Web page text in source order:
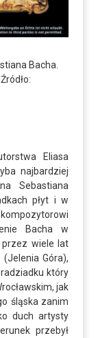
Bacha.
Eliasa
najbardziej
Sebastiana
płyt i w
Bacha w
przez wiele lat
Góra),
który
jak
śląska zanim
duch artysty
przebył